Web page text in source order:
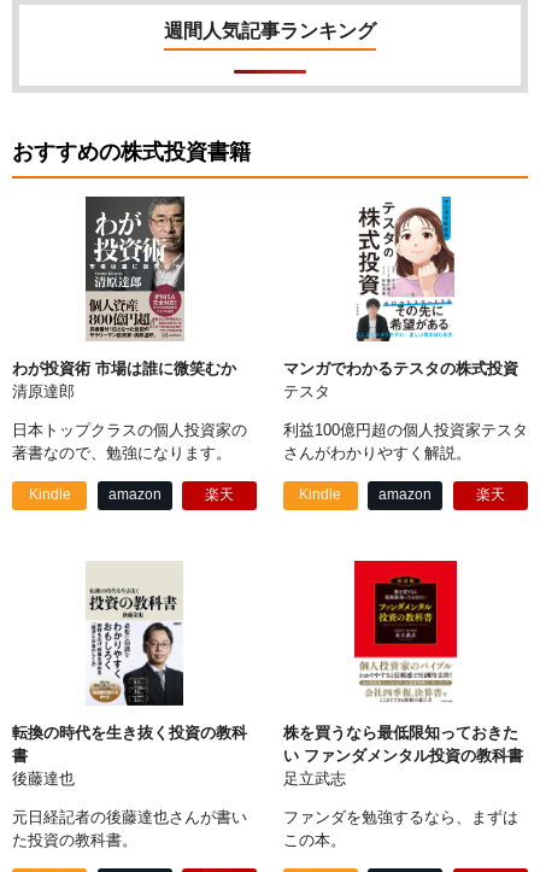
週間人気記事ランキング
おすすめの株式投資書籍
わが投資術 市場は誰に微笑むか
清原達郎
日本トップクラスの個人投資家の
著書なので、勉強になります。
Kindle amazon 楽天
マンガでわかるテスタの株式投資
テスタ
利益100億円超の個人投資家テスタ
さんがわかりやすく解説。
Kindle amazon 楽天
転換の時代を生き抜く投資の教科
書
後藤達也
元日経記者の後藤達也さんが書い
た投資の教科書。
株を買うなら最低限知っておきた
い ファンダメンタル投資の教科書
足立武志
ファンダを勉強するなら、まずは
この本。